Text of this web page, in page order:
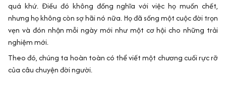
quá khứ. Điều đó không đồng nghĩa với việc họ muốn chết,
nhưng họ không còn sợ hãi nó nữa. Họ đã sống một cuộc đời trọn
vẹn và đón nhận mỗi ngày mới như một cơ hội cho những trải
nghiệm mới.
Theo đó, chúng ta hoàn toàn có thể viết một chương cuối rực rỡ
của câu chuyện đời người.